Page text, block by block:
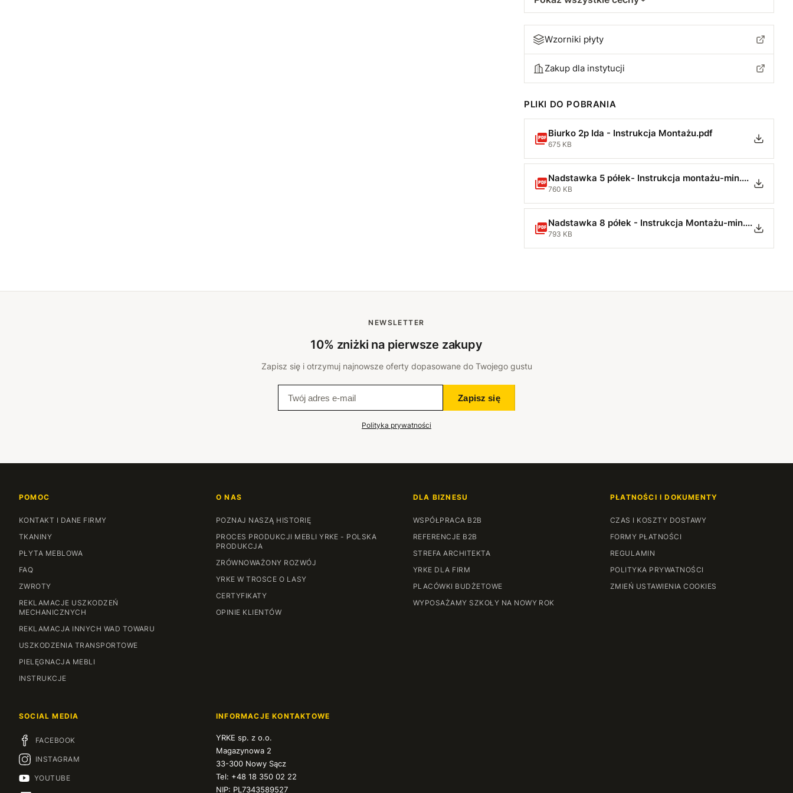
Wzorniki płyty
Zakup dla instytucji
PLIKI DO POBRANIA
Biurko 2p Ida - Instrukcja Montażu.pdf
675 KB
Nadstawka 5 półek- Instrukcja montażu-min.pdf
760 KB
Nadstawka 8 półek - Instrukcja Montażu-min.pdf
793 KB
NEWSLETTER
10% zniżki na pierwsze zakupy
Zapisz się i otrzymuj najnowsze oferty dopasowane do Twojego gustu
Zapisz się
Polityka prywatności
POMOC
KONTAKT I DANE FIRMY
TKANINY
PŁYTA MEBLOWA
FAQ
ZWROTY
REKLAMACJE USZKODZEŃ
MECHANICZNYCH
REKLAMACJA INNYCH WAD TOWARU
USZKODZENIA TRANSPORTOWE
PIELĘGNACJA MEBLI
INSTRUKCJE
O NAS
POZNAJ NASZĄ HISTORIĘ
PROCES PRODUKCJI MEBLI YRKE - POLSKA
PRODUKCJA
ZRÓWNOWAŻONY ROZWÓJ
YRKE W TROSCE O LASY
CERTYFIKATY
OPINIE KLIENTÓW
DLA BIZNESU
WSPÓŁPRACA B2B
REFERENCJE B2B
STREFA ARCHITEKTA
YRKE DLA FIRM
PLACÓWKI BUDŻETOWE
WYPOSAŻAMY SZKOŁY NA NOWY ROK
PŁATNOŚCI I DOKUMENTY
CZAS I KOSZTY DOSTAWY
FORMY PŁATNOŚCI
REGULAMIN
POLITYKA PRYWATNOŚCI
ZMIEŃ USTAWIENIA COOKIES
SOCIAL MEDIA
FACEBOOK
INSTAGRAM
YOUTUBE
INFORMACJE KONTAKTOWE
YRKE sp. z o.o.
Magazynowa 2
33-300 Nowy Sącz
Tel: +48 18 350 02 22
NIP: PL7343589527